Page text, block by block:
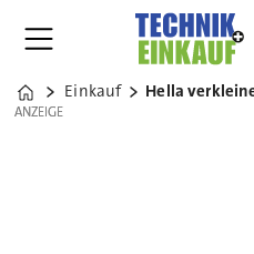
Home
Einkauf Hella
ANZEIGE
ANZEIGE